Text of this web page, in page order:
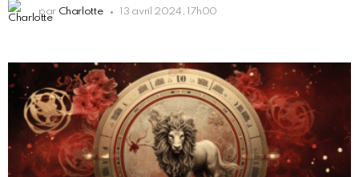
par Charlotte 13 avril 2024, 17h00